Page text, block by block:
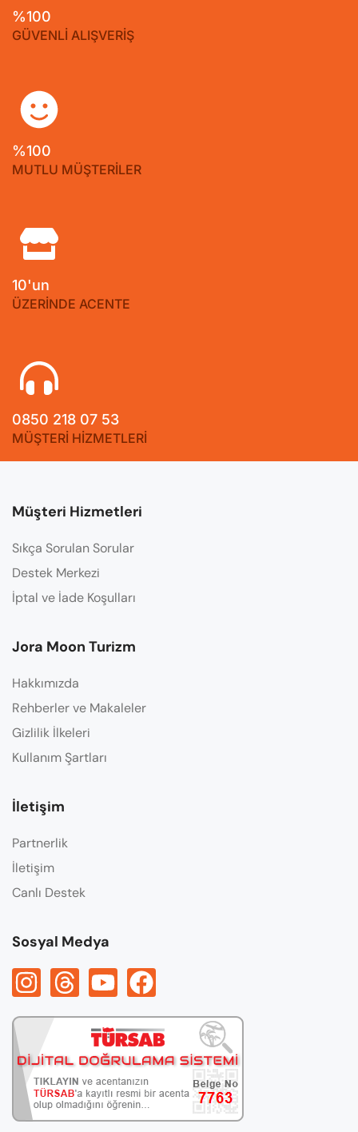
%100
GÜVENLİ ALIŞVERİŞ
%100
MUTLU MÜŞTERİLER
10'un
ÜZERİNDE ACENTE
0850 218 07 53
MÜŞTERİ HİZMETLERİ
Müşteri Hizmetleri
Sıkça Sorulan Sorular
Destek Merkezi
İptal ve İade Koşulları
Jora Moon Turizm
Hakkımızda
Rehberler ve Makaleler
Gizlilik İlkeleri
Kullanım Şartları
İletişim
Partnerlik
İletişim
Canlı Destek
Sosyal Medya